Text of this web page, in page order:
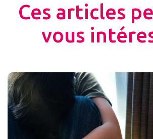
Ces articles
vous